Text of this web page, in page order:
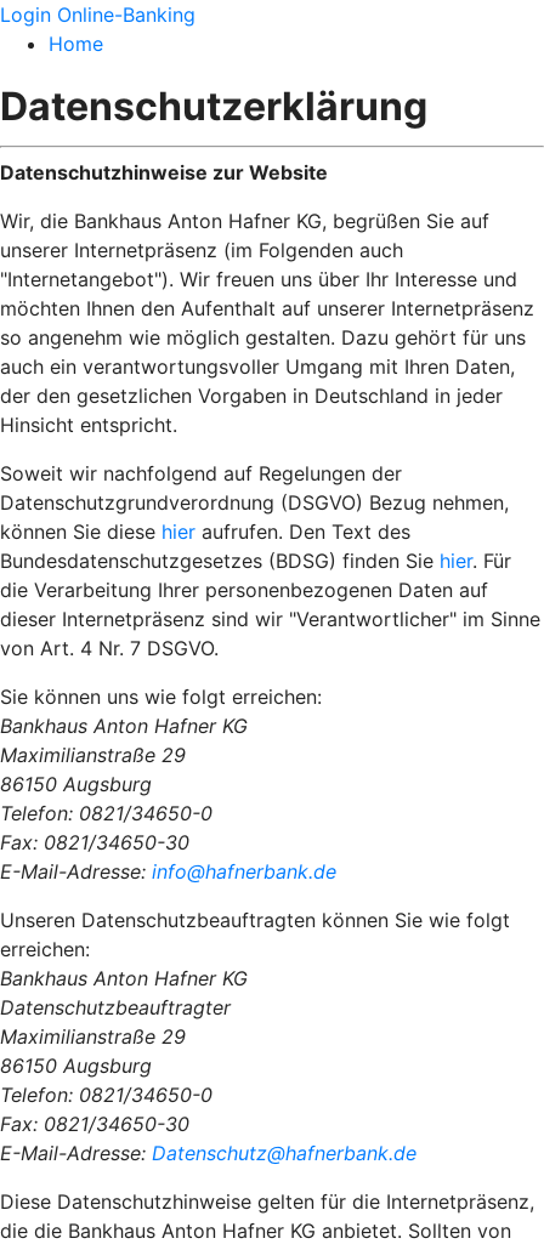
Login Online-Banking
Home
Datenschutzerklärung
Datenschutzhinweise zur Website
Wir, die Bankhaus Anton Hafner KG, begrüßen Sie auf
unserer Internetpräsenz (im Folgenden auch
"Internetangebot"). Wir freuen uns über Ihr Interesse und
möchten Ihnen den Aufenthalt auf unserer Internetpräsenz
so angenehm wie möglich gestalten. Dazu gehört für uns
auch ein verantwortungsvoller Umgang mit Ihren Daten,
der den gesetzlichen Vorgaben in Deutschland in jeder
Hinsicht entspricht.
Soweit wir nachfolgend auf Regelungen der
Datenschutzgrundverordnung (DSGVO) Bezug nehmen,
können Sie diese hier aufrufen. Den Text des
Bundesdatenschutzgesetzes (BDSG) finden Sie hier. Für
die Verarbeitung Ihrer personenbezogenen Daten auf
dieser Internetpräsenz sind wir "Verantwortlicher" im Sinne
von Art. 4 Nr. 7 DSGVO.
Sie können uns wie folgt erreichen:
Bankhaus Anton Hafner KG
Maximilianstraße 29
86150 Augsburg
Telefon: 0821/34650-0
Fax: 0821/34650-30
E-Mail-Adresse: info@hafnerbank.de
Unseren Datenschutzbeauftragten können Sie wie folgt
erreichen:
Bankhaus Anton Hafner KG
Datenschutzbeauftragter
Maximilianstraße 29
86150 Augsburg
Telefon: 0821/34650-0
Fax: 0821/34650-30
E-Mail-Adresse: Datenschutz@hafnerbank.de
Diese Datenschutzhinweise gelten für die Internetpräsenz,
die die Bankhaus Anton Hafner KG anbietet. Sollten von